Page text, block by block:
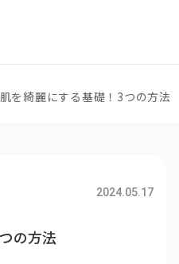
肌を綺麗にする基礎！3つの方法
2024.05.17
の方法